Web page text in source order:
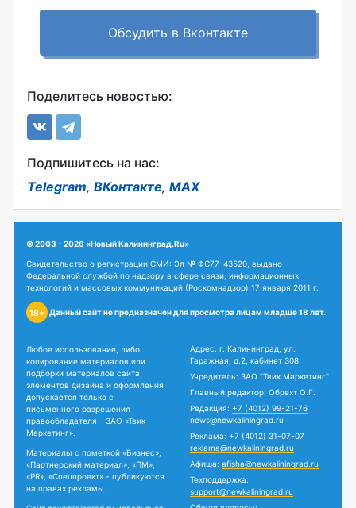
Обсудить в Вконтакте
Поделитесь новостью:
Подпишитесь на нас:
Telegram, ВКонтакте, MAX
© 2003 - 2026 «Новый Калининград.Ru»
Свидетельство о регистрации СМИ: Эл № ФС77-43520, выдано
Федеральной службой по надзору в сфере связи, информационных
технологий и массовых коммуникаций (Роскомнадзор) 17 января 2011 г.
18+ Данный сайт не предназначен для просмотра лицам младше 18 лет.
Любое использование, либо
копирование материалов или
подборки материалов сайта,
элементов дизайна и оформления
допускается только с
письменного разрешения
правообладателя - ЗАО «Твик
Маркетинг».
Материалы с пометкой «Бизнес»,
«Партнерский материал», «ПМ»,
«PR», «Спецпроект» - публикуются
на правах рекламы.
Адрес: г. Калининград, ул.
Гаражная, д.2, кабинет 308
Учредитель: ЗАО "Твик Маркетинг"
Главный редактор: Обрехт О.Г.
Редакция: +7 (4012) 99-21-76
news@newkaliningrad.ru
Реклама: +7 (4012) 31-07-07
reklama@newkaliningrad.ru
Афиша: afisha@newkaliningrad.ru
Техподдержка:
support@newkaliningrad.ru